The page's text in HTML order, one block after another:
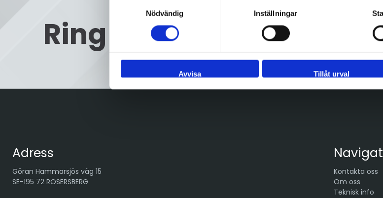
Nödvändig
Inställningar
Avvisa Tillåt urval
Ring oss 08 - 92 80 80
Adress
Göran Hammarsjös väg 15
SE-195 72 ROSERSBERG
Kontakta oss
Om oss
Teknisk info